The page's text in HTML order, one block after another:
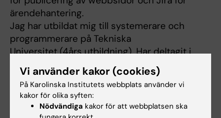
ärendehantering.
Jag har utbildat mig till systemerare och
programmerare på Tekniska
Universitet (4års utbildning). Har deltagit i
många datakurser såsom SAS
(SAS Inst.), C++, Java, certifiering för
objektorientering design och
modellering (ENEA Data) och
projektledningskurs (på Academia i 4
Vi använder kakor (cookies)
På Karolinska Institutets webbplats använder vi
kakor för olika syften:
Nödvändiga kakor för att webbplatsen ska